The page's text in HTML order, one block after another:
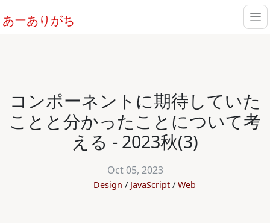
あーありがち
コンポーネントに期待していた
ことと分かったことについて考
える - 2023秋(3)
Oct 05, 2023
Design JavaScript Web